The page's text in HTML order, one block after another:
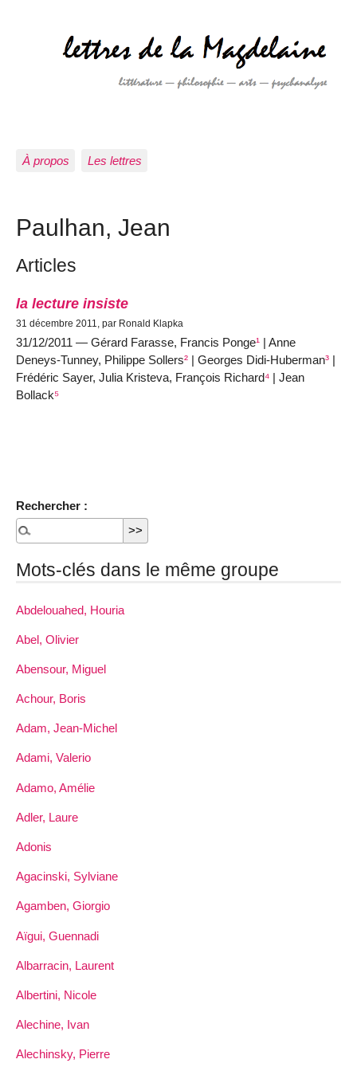
À propos Les lettres
Paulhan, Jean
Articles
la lecture insiste
31 décembre 2011, par Ronald Klapka
31/12/2011 — Gérard Farasse, Francis Ponge¹ | Anne
Deneys-Tunney, Philippe Sollers² | Georges Didi-Huberman³ |
Frédéric Sayer, Julia Kristeva, François Richard⁴ | Jean
Bollack⁵
Rechercher :
Mots-clés dans le même groupe
Abdelouahed, Houria
Abel, Olivier
Abensour, Miguel
Achour, Boris
Adam, Jean-Michel
Adami, Valerio
Adamo, Amélie
Adler, Laure
Adonis
Agacinski, Sylviane
Agamben, Giorgio
Aïgui, Guennadi
Albarracin, Laurent
Albertini, Nicole
Alechine, Ivan
Alechinsky, Pierre